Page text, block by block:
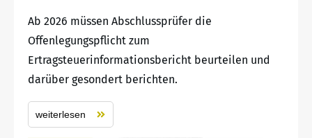
Ab 2026 müssen Abschlussprüfer die
Offenlegungspflicht zum
Ertragsteuerinformationsbericht beurteilen und
darüber gesondert berichten.
weiterlesen